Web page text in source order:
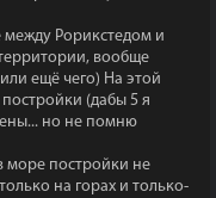
между Рорикстедом и
вообще
ещё чего) На этой
(дабы 5 я
но не помню
море постройки не
на горах и только-